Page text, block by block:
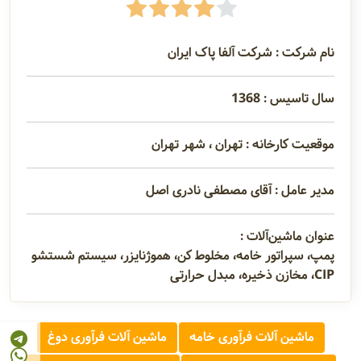
نام شرکت : شرکت آلفا پاک ایران
سال تاسیس : 1368
موقعیت کارخانه : تهران ، شهر تهران
مدیر عامل : آقای مصطفی نادری اصل
عنوان ماشین‌آلات :
پمپ، سپراتور خامه، مخلوط کن، هموژنایزر، سیستم شستشو
CIP، مخازن ذخیره، مبدل حرارتی
ماشین آلات فرآوری خامه
ماشین آلات فرآوری دوغ